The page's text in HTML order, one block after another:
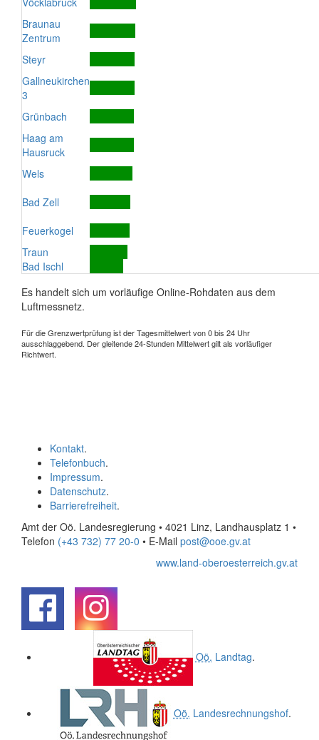
Braunau
Zentrum
Steyr
Gallneukirchen
3
Grünbach
Haag am
Hausruck
Wels
Bad Zell
Feuerkogel
Traun
Bad Ischl
Es handelt sich um vorläufige Online-Rohdaten aus dem
Luftmessnetz.
Für die Grenzwertprüfung ist der Tagesmittelwert von 0 bis 24 Uhr
ausschlaggebend. Der gleitende 24-Stunden Mittelwert gilt als vorläufiger
Richtwert.
Kontakt.
Telefonbuch.
Impressum.
Datenschutz.
Barrierefreiheit.
Amt der Oö. Landesregierung • 4021 Linz, Landhausplatz 1 •
Telefon (+43 732) 77 20-0 • E-Mail post@ooe.gv.at
www.land-oberoesterreich.gv.at
Oö. Landtag.
Oö. Landesrechnungshof.